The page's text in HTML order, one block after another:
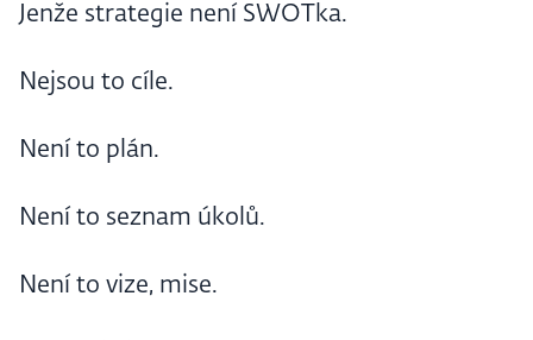
Jenže strategie není SWOTka.
Nejsou to cíle.
Není to plán.
Není to seznam úkolů.
Není to vize, mise.